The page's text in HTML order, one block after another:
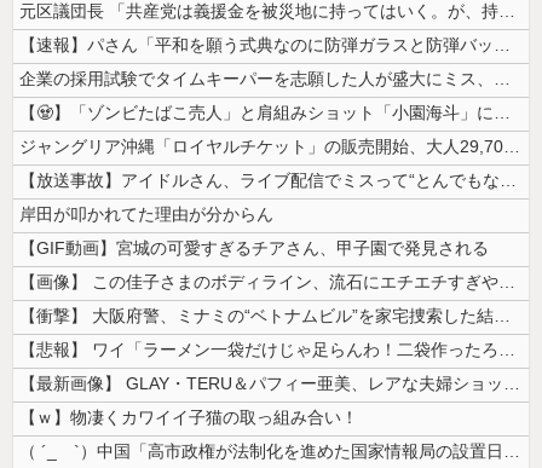
元区議団長 「共産党は義援金を被災地に持ってはいく。が、持って行った先...
【速報】パさん「平和を願う式典なのに防弾ガラスと防弾バッグSP」安倍元...
企業の採用試験でタイムキーパーを志願した人が盛大にミス、グループは険悪...
【🧟】「ゾンビたばこ売人」と肩組みショット「小園海斗」に注がれる“厳...
ジャングリア沖縄「ロイヤルチケット」の販売開始、大人29,700円にｗ...
【放送事故】アイドルさん、ライブ配信でミスって“とんでもないもの”を映...
岸田が叩かれてた理由が分からん
【GIF動画】宮城の可愛すぎるチアさん、甲子園で発見される
【画像】 この佳子さまのボディライン、流石にエチエチすぎやろ！
【衝撃】 大阪府警、ミナミの“ベトナムビル”を家宅捜索した結果・・・・...
【悲報】 ワイ「ラーメン一袋だけじゃ足らんわ！二袋作ったろ！」→結果ｗ...
【最新画像】 GLAY・TERU＆パフィー亜美、レアな夫婦ショットを公...
【ｗ】物凄くカワイイ子猫の取っ組み合い！
（ ´_ゝ`）中国「高市政権が法制化を進めた国家情報局の設置日が7月3...